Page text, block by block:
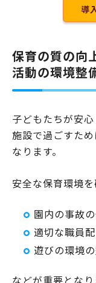
導
保育の質の向
活動の環境整
子どもたちが安心
施設で過ごすた
なります。
安全な保育環境
園内の事故
適切な職員
遊びの環境